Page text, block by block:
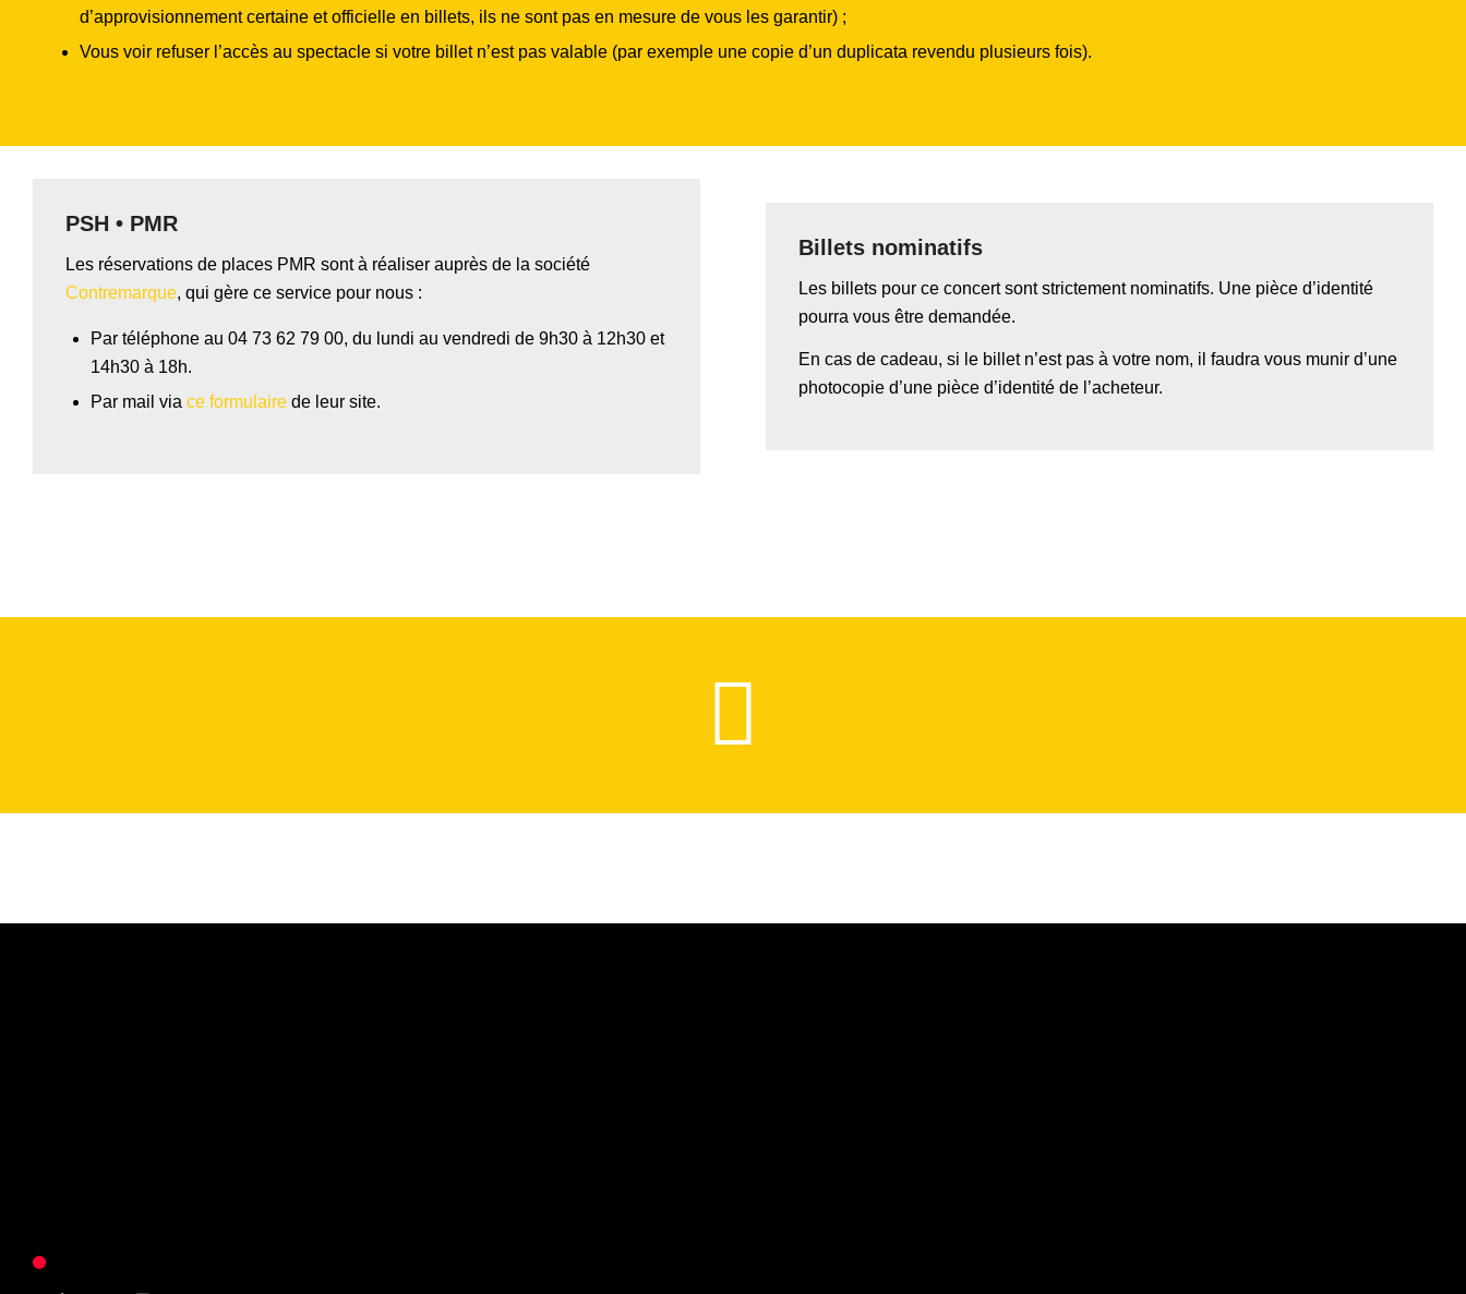
d’approvisionnement certaine et officielle en billets, ils ne sont pas en mesure de vous les garantir) ;
Vous voir refuser l’accès au spectacle si votre billet n’est pas valable (par exemple une copie d’un duplicata revendu plusieurs fois).
PSH • PMR
Les réservations de places PMR sont à réaliser auprès de la société
Contremarque, qui gère ce service pour nous :
Par téléphone au 04 73 62 79 00, du lundi au vendredi de 9h30 à 12h30 et
14h30 à 18h.
Par mail via ce formulaire de leur site.
Billets nominatifs
Les billets pour ce concert sont strictement nominatifs. Une pièce d’identité
pourra vous être demandée.
En cas de cadeau, si le billet n’est pas à votre nom, il faudra vous munir d’une
photocopie d’une pièce d’identité de l’acheteur.